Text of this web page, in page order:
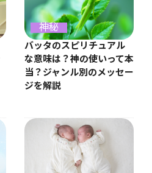
神秘
バッタのスピリチュアル
な意味は？神の使いって本
当？ジャンル別のメッセー
ジを解説